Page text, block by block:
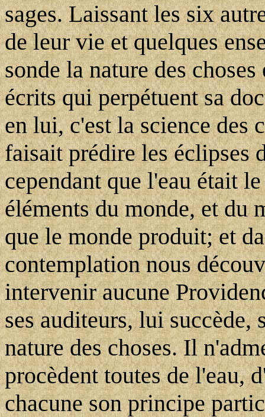
sages. Laissant les six
de leur vie et quelques
sonde la nature des
écrits qui perpétuent sa
en lui, c'est la science des
faisait prédire les éclipses
cependant que l'eau était
éléments du monde, et du
que le monde produit; et
contemplation nous
intervenir aucune
ses auditeurs, lui succède,
nature des choses. Il
procèdent toutes de l'eau,
chacune son principe